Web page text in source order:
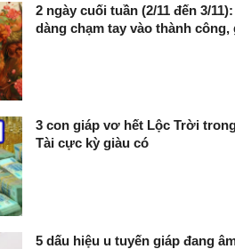
2 ngày cuối tuần (2/11 đến 3/
dàng chạm tay vào thành công,
3 con giáp vơ hết Lộc Trời
Tài cực kỳ giàu có
5 dấu hiệu u tuyến giáp đang